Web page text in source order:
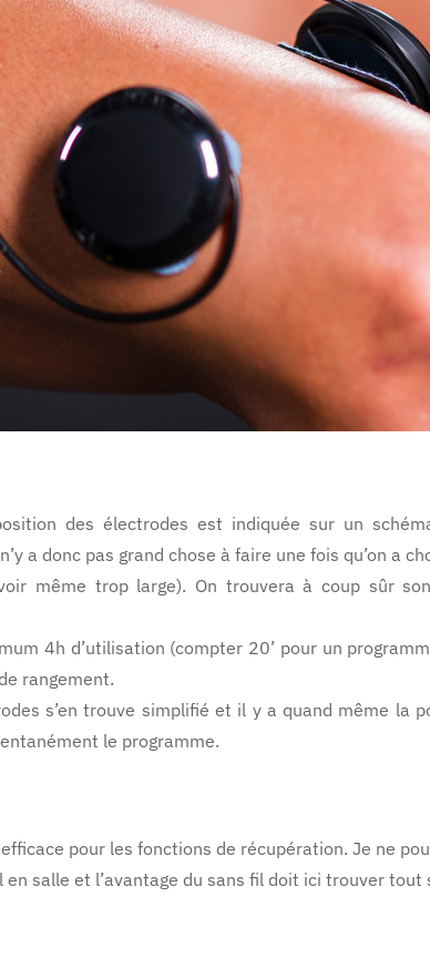
des électrodes est indiquée sur un
a donc pas grand chose à faire une fois qu’on a
même trop large). On trouvera à coup sûr
4h d’utilisation (compter 20’ pour un
rangement.
s’en trouve simplifié et il y a quand même la
le programme.
pour les fonctions de récupération. Je ne
salle et l’avantage du sans fil doit ici trouver tout